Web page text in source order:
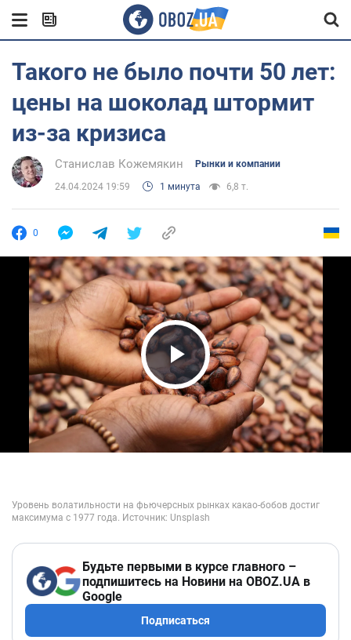
Такого не было почти 50 лет:
цены на шоколад штормит
из-за кризиса
Станислав Кожемякин Рынки и компании
24.04.2024 19:59 1 минута 6,8 т.
0
Play Video
Будьте первыми в курсе главного –
подпишитесь на Новини на OBOZ.UA в
Google
Подписаться